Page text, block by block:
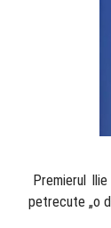
Premierul
petrecute „o